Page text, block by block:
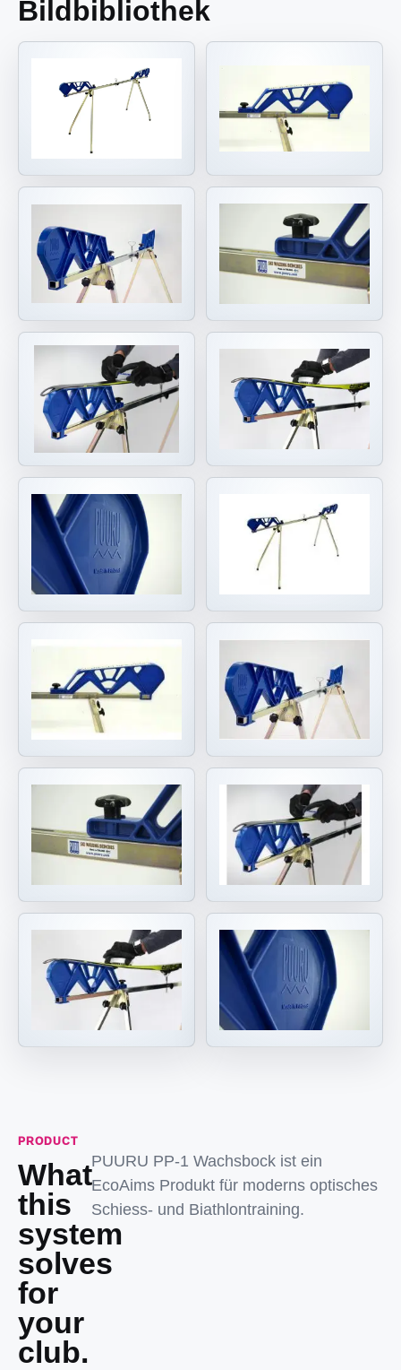
Bildbibliothek
PRODUCT
What
this
system
solves
for
your
club.
PUURU PP-1 Wachsbock ist ein
EcoAims Produkt für moderns optisches
Schiess- und Biathlontraining.